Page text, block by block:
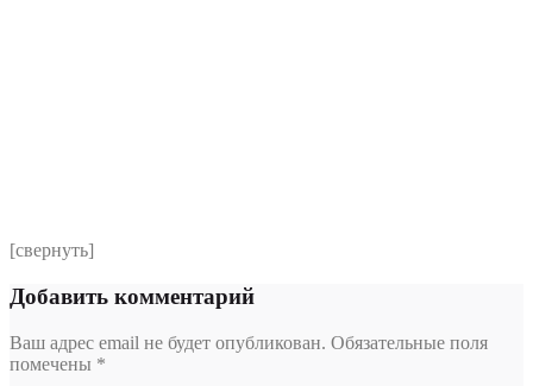
[свернуть]
Добавить комментарий
Ваш адрес email не будет опубликован. Обязательные поля
помечены *